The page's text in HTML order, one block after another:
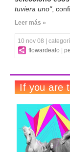
tuviera uno",
Leer más »
10 nov 08 |
flowardealo